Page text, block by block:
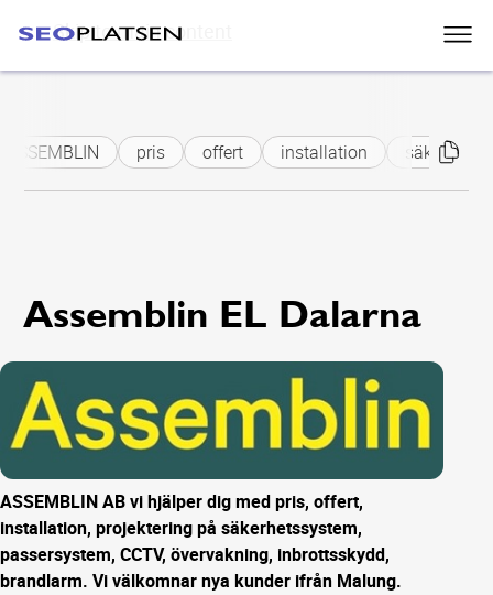
Skip to main content
ASSEMBLIN pris offert installation
Assemblin EL Dalarna
ASSEMBLIN AB vi hjälper dig med pris, offert,
installation, projektering på säkerhetssystem,
passersystem, CCTV, övervakning, inbrottsskydd,
brandlarm. Vi välkomnar nya kunder ifrån Malung.